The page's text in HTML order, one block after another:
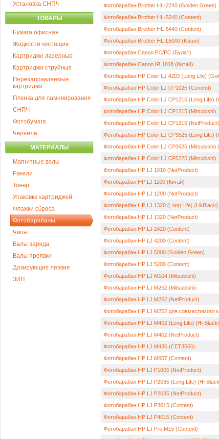
Установка СНПЧ
ТОВАРЫ
Бумага офисная
Жидкости чистящие
Картриджи лазерные
Картриджи струйные
Перезаправляемые
картриджи
Пленка для ламинирования
СНПЧ
Фотобумага
Чернила
МАТЕРИАЛЫ
Магнитные валы
Ракели
Тонер
Упаковка картриджей
Флажки сброса
Фотобарабаны
Чипы
Валы заряда
Валы проявки
Дозирующие лезвия
ЗИП
Фотобарабан Brother HL-2240 (Golden Green)
Фотобарабан Brother HL-5240 (Content)
Фотобарабан Brother HL-5440 (Content)
Фотобарабан Brother HL-L5000 (Katun)
Фотобарабан Canon FC/PC (Булат)
Фотобарабан Canon IR 1018 (Китай)
Фотобарабан HP Color LJ 4203 (Long Life)
Фотобарабан HP Color LJ CP1025 (Content)
Фотобарабан HP Color LJ CP1215 (Long Life)
Фотобарабан HP Color LJ CP1215 (Mitsubishi)
Фотобарабан HP Color LJ CP1215 (NetProduct)
Фотобарабан HP Color LJ CP3525 (Long Life)
Фотобарабан HP Color LJ CP3525 (Mitsubishi)
Фотобарабан HP Color LJ CP5225 (Mitsubishi)
Фотобарабан HP LJ 1010 (NetProduct)
Фотобарабан HP LJ 1100 (Китай)
Фотобарабан HP LJ 1200 (NetProduct)
Фотобарабан HP LJ 1320 (Long Life) (Hi-Black)
Фотобарабан HP LJ 1320 (NetProduct)
Фотобарабан HP LJ 2420 (Content)
Фотобарабан HP LJ 4200 (Content)
Фотобарабан HP LJ 5000 (Golden Green)
Фотобарабан HP LJ 5200 (Content)
Фотобарабан HP LJ M104 (Mitsubishi)
Фотобарабан HP LJ M252 (Mitsubishi)
Фотобарабан HP LJ M252 (NetProduct)
Фотобарабан HP LJ M252 для совместимого
Фотобарабан HP LJ M402 (Long Life) (Hi-Black)
Фотобарабан HP LJ M402 (NetProduct)
Фотобарабан HP LJ M436 (CET3566)
Фотобарабан HP LJ M607 (Content)
Фотобарабан HP LJ P1005 (NetProduct)
Фотобарабан HP LJ P2035 (Long Life) (Hi-
Фотобарабан HP LJ P2035 (NetProduct)
Фотобарабан HP LJ P3015 (Content)
Фотобарабан HP LJ P4015 (Content)
Фотобарабан HP LJ Pro M15 (Content)